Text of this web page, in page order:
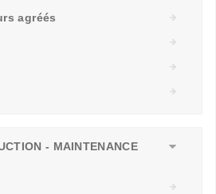
agréés
- MAINTENANCE